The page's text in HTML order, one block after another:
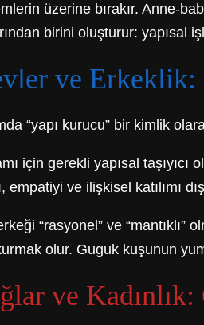
üzerine bırakır. Anne-
birini oluşturur: yapısal
ve
“yapı kurucu” bir kimlik
için gerekli yapısal
empatiyi ve ilişkisel katılımı
“rasyonel” ve
olur. Guguk kuşunun
ve